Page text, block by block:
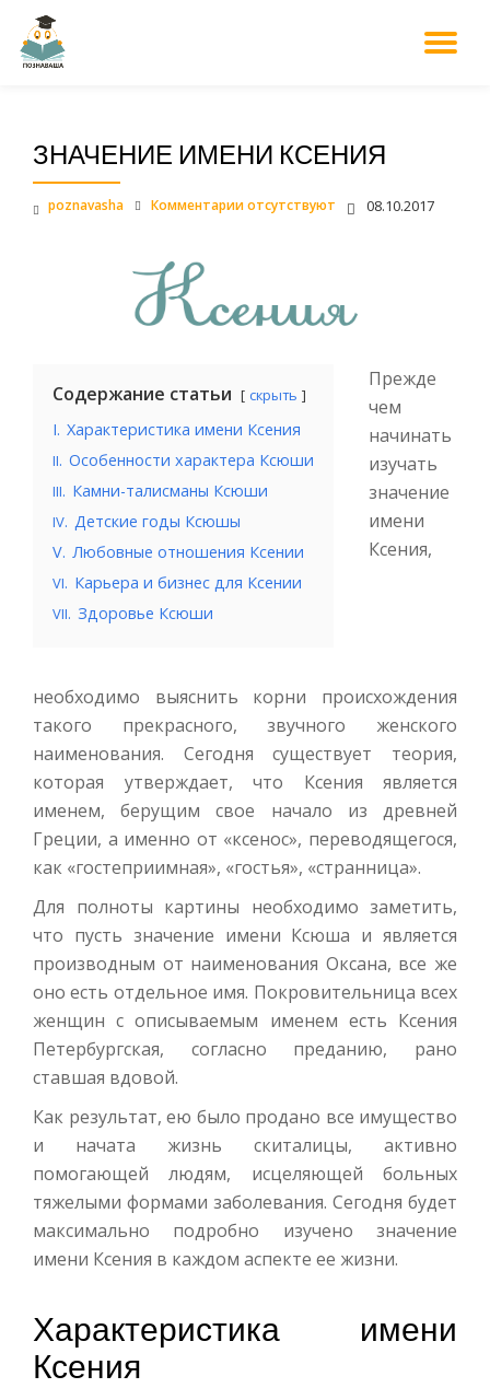
Перейти
ЗНАЧЕНИЕ ИМЕНИ КСЕНИЯ
poznavasha 08.10.2017
Комментарии отсутствуют
Содержание статьи скрыть
I. Характеристика имени Ксения
II. Особенности характера Ксюши
III. Камни-талисманы Ксюши
IV. Детские годы Ксюшы
V. Любовные отношения Ксении
VI. Карьера и бизнес для Ксении
VII. Здоровье Ксюши
Прежде
чем
начинать
изучать
значение
имени
Ксения,
необходимо выяснить корни происхождения
такого прекрасного, звучного женского
наименования. Сегодня существует теория,
которая утверждает, что Ксения является
именем, берущим свое начало из древней
Греции, а именно от «ксенос», переводящегося,
как «гостеприимная», «гостья», «странница».
Для полноты картины необходимо заметить,
что пусть значение имени Ксюша и является
производным от наименования Оксана, все же
оно есть отдельное имя. Покровительница всех
женщин с описываемым именем есть Ксения
Петербургская, согласно преданию, рано
ставшая вдовой.
Как результат, ею было продано все имущество
и начата жизнь скиталицы, активно
помогающей людям, исцеляющей больных
тяжелыми формами заболевания. Сегодня будет
максимально подробно изучено значение
имени Ксения в каждом аспекте ее жизни.
Характеристика имени
Ксения